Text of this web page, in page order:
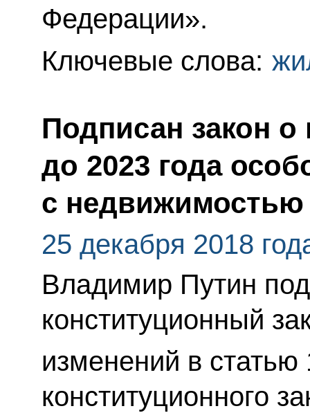
Федерации».
Ключевые слова:
Подписан закон
до 2023 года
с
25 декабря 2018
Владимир Путин
конституционный
изменений в статью
конституционного